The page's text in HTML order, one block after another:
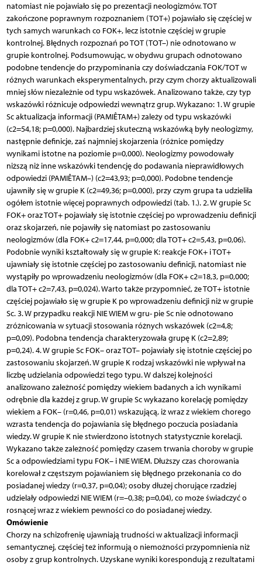
natomiast nie pojawiało się po prezentacji neologizmów. TOT
zakończone poprawnym rozpoznaniem (TOT+) pojawiało się częściej w
tych samych warunkach co FOK+, lecz istotnie częściej w grupie
kontrolnej. Błędnych rozpoznań po TOT (TOT–) nie odnotowano w
grupie kontrolnej. Podsumowując, w obydwu grupach odnotowano
podobne tendencje do przypominania czy doświadczania FOK/TOT w
różnych warunkach eksperymentalnych, przy czym chorzy aktualizowali
mniej słów niezależnie od typu wskazówek. Analizowano także, czy typ
wskazówki różnicuje odpowiedzi wewnątrz grup. Wykazano: 1. W grupie
Sc aktualizacja informacji (PAMIÊTAM+) zależy od typu wskazówki
(c2=54,18; p=0,000). Najbardziej skuteczną wskazówką były neologizmy,
następnie definicje, zaś najmniej skojarzenia (różnice pomiędzy
wynikami istotne na poziomie p=0,000). Neologizmy powodowały
niższą niż inne wskazówki tendencję do podawania nieprawidłowych
odpowiedzi (PAMIÊTAM–) (c2=43,93; p=0,000). Podobne tendencje
ujawniły się w grupie K (c2=49,36; p=0,000), przy czym grupa ta udzieliła
ogółem istotnie więcej poprawnych odpowiedzi (tab. 1.). 2. W grupie Sc
FOK+ oraz TOT+ pojawiały się istotnie częściej po wprowadzeniu definicji
oraz skojarzeń, nie pojawiły się natomiast po zastosowaniu
neologizmów (dla FOK+ c2=17,44, p=0,000; dla TOT+ c2=5,43, p=0,06).
Podobnie wyniki kształtowały się w grupie K: reakcje FOK+ i TOT+
ujawniały się istotnie częściej po zastosowaniu definicji, natomiast nie
wystąpiły po wprowadzeniu neologizmów (dla FOK+ c2=18,3, p=0,000;
dla TOT+ c2=7,43, p=0,024). Warto także przypomnieć, że TOT+ istotnie
częściej pojawiało się w grupie K po wprowadzeniu definicji niż w grupie
Sc. 3. W przypadku reakcji NIE WIEM w gru- pie Sc nie odnotowano
zróżnicowania w sytuacji stosowania różnych wskazówek (c2=4,8;
p=0,09). Podobna tendencja charakteryzowała grupę K (c2=2,89;
p=0,24). 4. W grupie Sc FOK– oraz TOT– pojawiały się istotnie częściej po
zastosowaniu skojarzeń. W grupie K rodzaj wskazówki nie wpływał na
liczbę udzielania odpowiedzi tego typu. W dalszej kolejności
analizowano zależność pomiędzy wiekiem badanych a ich wynikami
odrębnie dla każdej z grup. W grupie Sc wykazano korelację pomiędzy
wiekiem a FOK– (r=0,46, p=0,01) wskazującą, iż wraz z wiekiem chorego
wzrasta tendencja do pojawiania się błędnego poczucia posiadania
wiedzy. W grupie K nie stwierdzono istotnych statystycznie korelacji.
Wykazano także zależność pomiędzy czasem trwania choroby w grupie
Sc a odpowiedziami typu FOK– i NIE WIEM. Dłuższy czas chorowania
korelował z częstszym pojawianiem się błędnego przekonania co do
posiadanej wiedzy (r=0,37, p=0,04); osoby dłużej chorujące rzadziej
udzielały odpowiedzi NIE WIEM (r=–0,38; p=0,04), co może świadczyć o
rosnącej wraz z wiekiem pewności co do posiadanej wiedzy.
Omówienie
Chorzy na schizofrenię ujawniają trudności w aktualizacji informacji
semantycznej, częściej też informują o niemożności przypomnienia niż
osoby z grup kontrolnych. Uzyskane wyniki korespondują z rezultatami